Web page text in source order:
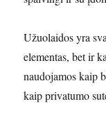
Užuolaidos yra
elementas, bet ir
naudojamos kaip
kaip privatumo